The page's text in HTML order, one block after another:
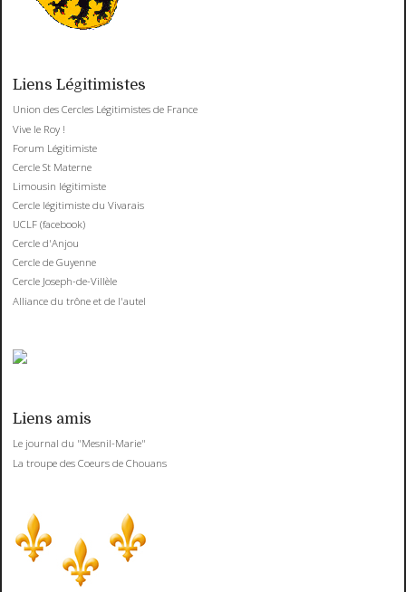
Liens Légitimistes
Union des Cercles Légitimistes de France
Vive le Roy !
Forum Légitimiste
Cercle St Materne
Limousin légitimiste
Cercle légitimiste du Vivarais
UCLF (facebook)
Cercle d'Anjou
Cercle de Guyenne
Cercle Joseph-de-Villèle
Alliance du trône et de l'autel
Liens amis
Le journal du "Mesnil-Marie"
La troupe des Coeurs de Chouans